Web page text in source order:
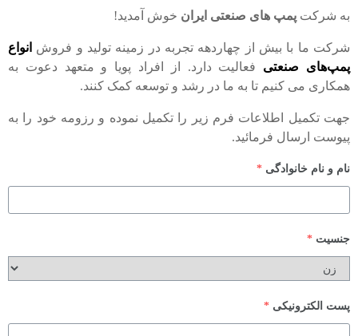
به شرکت پمپ های صنعتی ایران خوش آمدید!
شرکت ما با بیش از چهاردهه تجربه در زمینه تولید و فروش انواع
پمپ‌های صنعتی فعالیت دارد. از افراد پویا و متعهد دعوت به
همکاری می کنیم تا به ما در رشد و توسعه کمک کنند.
جهت تکمیل اطلاعات فرم زیر را تکمیل نموده و رزومه خود را به
پیوست ارسال فرمائید.
نام و نام خانوادگی *
جنسیت *
پست الکترونیکی *